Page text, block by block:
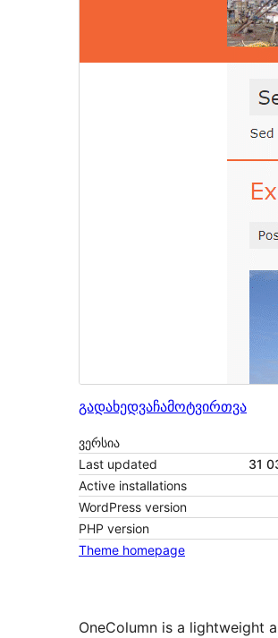
გადახედვაჩამოტვირთვა
ვერსია
Last updated
31
Active installations
WordPress version
PHP version
Theme homepage
OneColumn is a lightweight